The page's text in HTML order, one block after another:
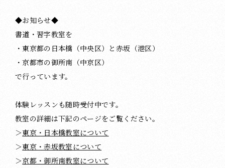
◆お知らせ◆
書道・習字教室を
・東京都の日本橋（中央区）と赤坂（港区）
・京都市の御所南（中京区）
で行っています。
体験レッスンも随時受付中です。
教室の詳細は下記のページをご覧ください。
＞東京・日本橋教室について
＞東京・赤坂教室について
＞京都・御所南教室について